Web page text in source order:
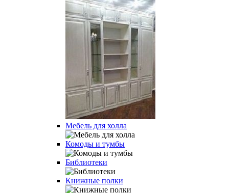
Мебель для холла
Комоды и тумбы
Библиотеки
Книжные полки